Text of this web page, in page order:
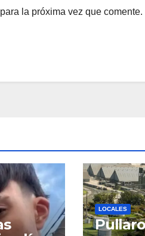
la próxima vez que comente.
LOCALES